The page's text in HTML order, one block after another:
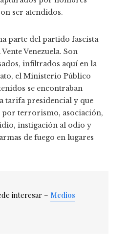
ser atendidos.
parte del partido fascista
Venezuela. Son
infiltrados aquí en la
el Ministerio Público
se encontraban
tarifa presidencial y que
por terrorismo, asociación,
instigación al odio y
de fuego en lugares
interesar – Medios